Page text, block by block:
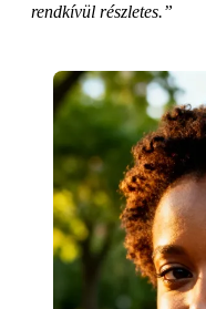
rendkívül részletes.”